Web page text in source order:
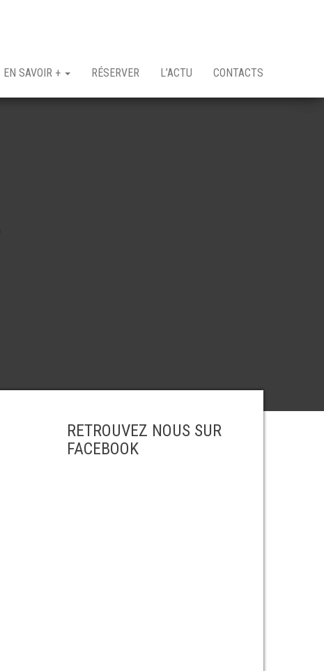
EN SAVOIR + RÉSERVER L’ACTU CONTACTS
RETROUVEZ NOUS SUR
FACEBOOK